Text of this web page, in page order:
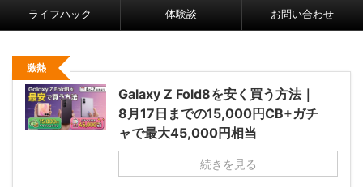
ライフハック 体験談 お問い合わせ
激熱
Galaxy Z Fold8を安く買う方法｜
8月17日までの15,000円CB+ガチ
ャで最大45,000円相当
続きを見る